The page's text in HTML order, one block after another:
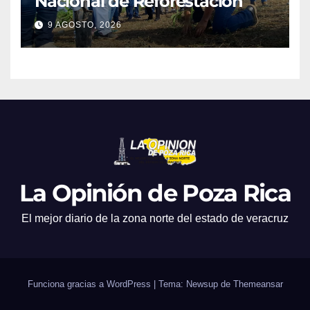
9 AGOSTO, 2026
La Opinión de Poza Rica
El mejor diario de la zona norte del estado de veracruz
Funciona gracias a WordPress Tema: Newsup de Themeansar